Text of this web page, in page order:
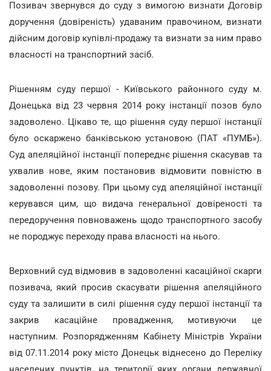
Позивач звернувся до суду з вимогою визнати Договір
доручення (довіреність) удаваним правочином, визнати
дійсним договір купівлі-продажу та визнати за ним право
власності на транспортний засіб.
Рішенням суду першої - Київського районного суду м.
Донецька від 23 червня 2014 року інстанції позов було
задоволено. Цікаво те, що рішення суду першої інстанції
було оскаржено банківською установою (ПАТ «ПУМБ»).
Суд апеляційної інстанції попереднє рішення скасував та
ухвалив нове, яким постановив відмовити повністю в
задоволенні позову. При цьому суд апеляційної інстанції
керувався цим, що видача генеральної довіреності та
передоручення повноважень щодо транспортного засобу
не породжує переходу права власності на нього.
Верховний суд відмовив в задоволенні касаційної скарги
позивача, який просив скасувати рішення апеляційного
суду та залишити в силі рішення суду першої інстанції та
закрив касаційне провадження, мотивуючи це
наступним. Розпорядженням Кабінету Міністрів України
від 07.11.2014 року місто Донецьк віднесено до Переліку